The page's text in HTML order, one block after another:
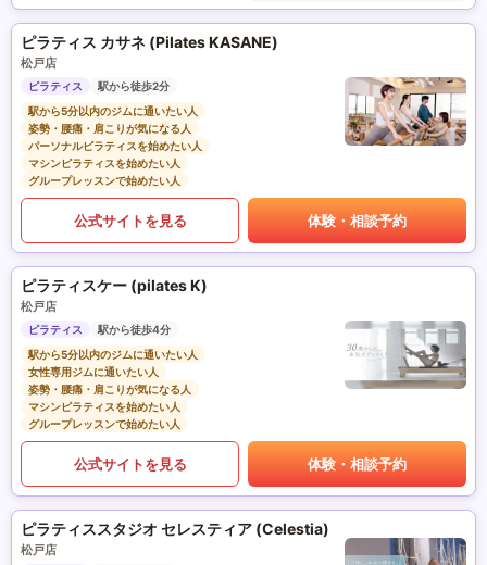
ピラティス カサネ (Pilates KASANE)
松戸店
ピラティス
駅から徒歩2分
駅から5分以内のジムに通いたい人
姿勢・腰痛・肩こりが気になる人
パーソナルピラティスを始めたい人
マシンピラティスを始めたい人
グループレッスンで始めたい人
公式サイトを見る 体験・相談予約
ピラティスケー (pilates K)
松戸店
ピラティス
駅から徒歩4分
駅から5分以内のジムに通いたい人
女性専用ジムに通いたい人
姿勢・腰痛・肩こりが気になる人
マシンピラティスを始めたい人
グループレッスンで始めたい人
公式サイトを見る 体験・相談予約
ピラティススタジオ セレスティア (Celestia)
松戸店